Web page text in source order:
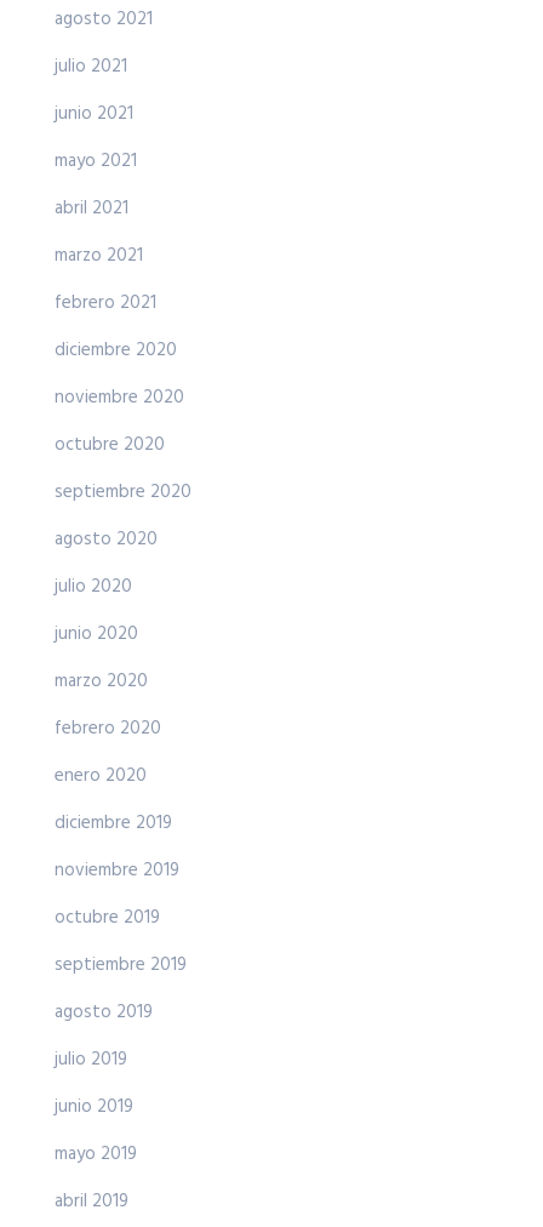
agosto 2021
julio 2021
junio 2021
mayo 2021
abril 2021
marzo 2021
febrero 2021
diciembre 2020
noviembre 2020
octubre 2020
septiembre 2020
agosto 2020
julio 2020
junio 2020
marzo 2020
febrero 2020
enero 2020
diciembre 2019
noviembre 2019
octubre 2019
septiembre 2019
agosto 2019
julio 2019
junio 2019
mayo 2019
abril 2019